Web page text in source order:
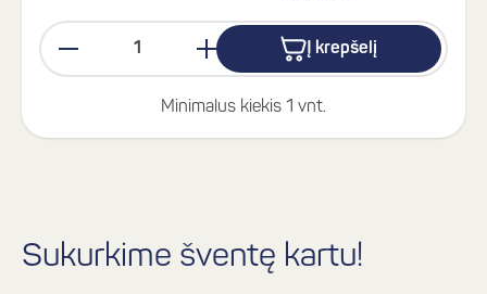
Į krepšelį
Minimalus kiekis 1 vnt.
Sukurkime šventę kartu!